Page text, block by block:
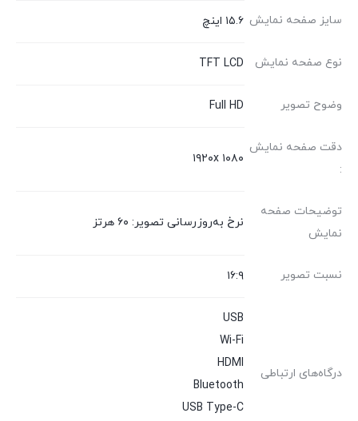
سایز صفحه نمایش ۱۵.۶ اینچ
نوع صفحه نمایش TFT LCD
وضوح تصویر Full HD
دقت صفحه نمایش
:
۱۹۲۰x ۱۰۸۰
توضیحات صفحه
نمایش
نرخ به‌روزرسانی تصویر: ۶۰ هرتز
نسبت تصویر ۱۶:۹
درگاه‌های ارتباطی
USB
Wi-Fi
HDMI
Bluetooth
USB Type-C